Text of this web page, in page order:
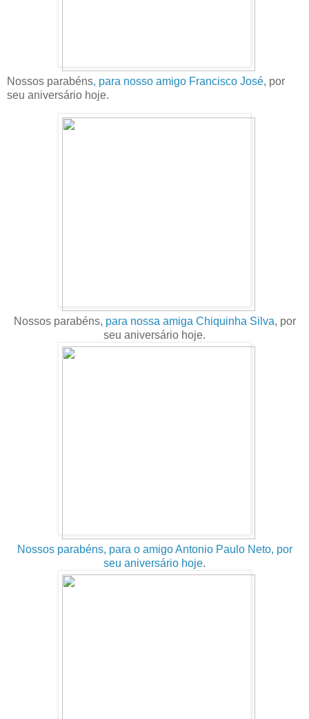
Nossos parabéns, para nosso amigo Francisco José, por
seu aniversário hoje.
Nossos parabéns, para nossa amiga Chiquinha Silva, por
seu aniversário hoje.
Nossos parabéns, para o amigo Antonio Paulo Neto, por
seu aniversário hoje.